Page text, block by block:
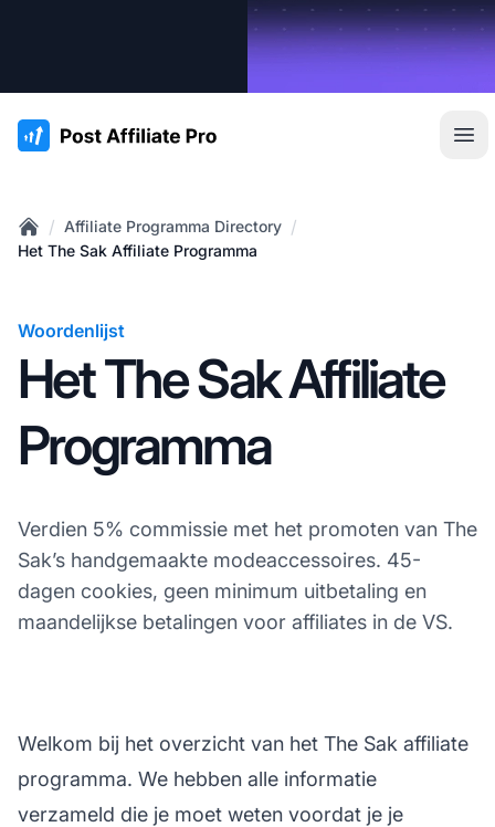
:site.title
Home
/ Affiliate Programma Directory /
Het The Sak Affiliate Programma
Woordenlijst
Het The Sak Affiliate
Programma
Verdien 5% commissie met het promoten van The
Sak’s handgemaakte modeaccessoires. 45-
dagen cookies, geen minimum uitbetaling en
maandelijkse betalingen voor affiliates in de VS.
Welkom bij het overzicht van het The Sak affiliate
programma. We hebben alle informatie
verzameld die je moet weten voordat je je